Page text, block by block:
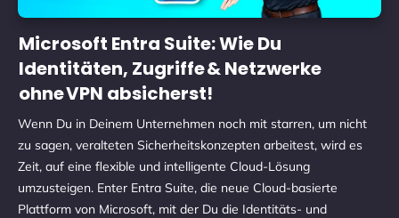
Microsoft Entra Suite: Wie Du
Identitäten, Zugriffe & Netzwerke
ohne VPN absicherst!
Wenn Du in Deinem Unternehmen noch mit starren, um nicht
zu sagen, veralteten Sicherheitskonzepten arbeitest, wird es
Zeit, auf eine flexible und intelligente Cloud-Lösung
umzusteigen. Enter Entra Suite, die neue Cloud-basierte
Plattform von Microsoft, mit der Du die Identitäts- und